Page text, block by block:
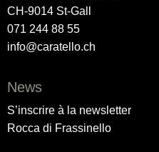
CH-9014 St-Gall
071 244 88 55
info@caratello.ch
News
S’inscrire à la newsletter
Rocca di Frassinello